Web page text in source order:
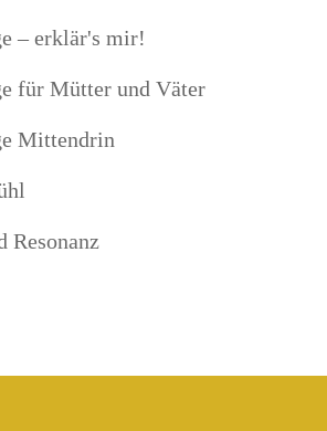
– erklär's mir!
für Mütter und Väter
Mittendrin
Resonanz